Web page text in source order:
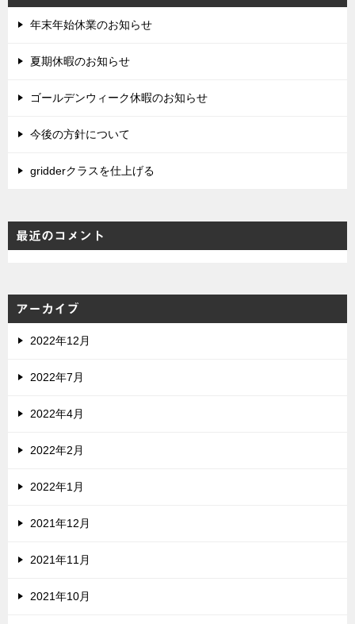
年末年始休業のお知らせ
夏期休暇のお知らせ
ゴールデンウィーク休暇のお知らせ
今後の方針について
gridderクラスを仕上げる
最近のコメント
アーカイブ
2022年12月
2022年7月
2022年4月
2022年2月
2022年1月
2021年12月
2021年11月
2021年10月